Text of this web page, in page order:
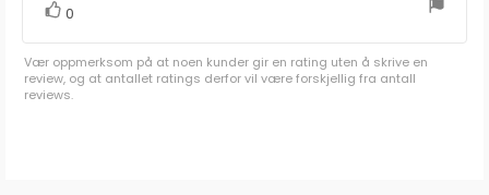
Liker
0
Vær oppmerksom på at noen kunder gir en rating uten å skrive en
review, og at antallet ratings derfor vil være forskjellig fra antall
reviews.